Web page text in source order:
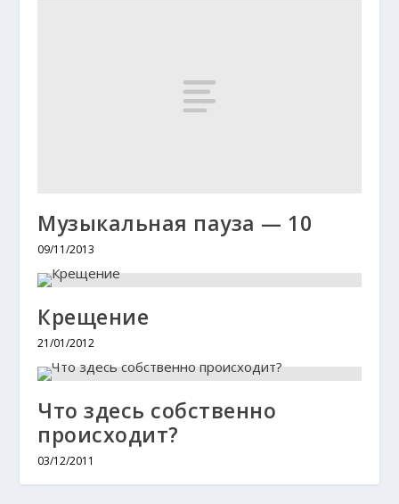
Музыкальная пауза — 10
09/11/2013
Крещение
21/01/2012
Что здесь собственно
происходит?
03/12/2011